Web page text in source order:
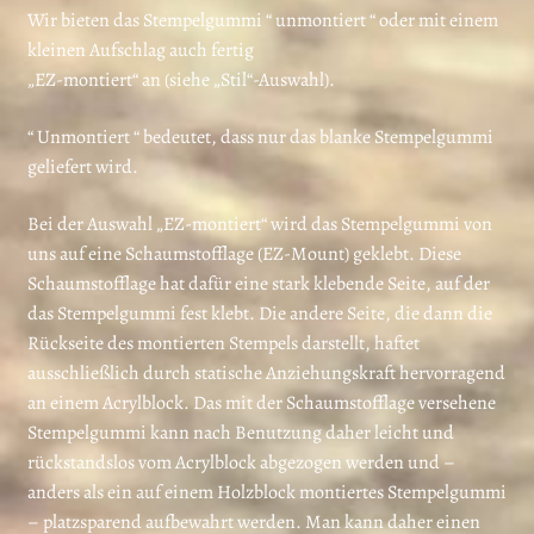
Wir bieten das Stempelgummi “ unmontiert “ oder mit einem
kleinen Aufschlag auch fertig
„EZ-montiert“ an (siehe „Stil“-Auswahl).
“ Unmontiert “ bedeutet, dass nur das blanke Stempelgummi
geliefert wird.
Bei der Auswahl „EZ-montiert“ wird das Stempelgummi von
uns auf eine Schaumstofflage (EZ-Mount) geklebt. Diese
Schaumstofflage hat dafür eine stark klebende Seite, auf der
das Stempelgummi fest klebt. Die andere Seite, die dann die
Rückseite des montierten Stempels darstellt, haftet
ausschließlich durch statische Anziehungskraft hervorragend
an einem Acrylblock. Das mit der Schaumstofflage versehene
Stempelgummi kann nach Benutzung daher leicht und
rückstandslos vom Acrylblock abgezogen werden und –
anders als ein auf einem Holzblock montiertes Stempelgummi
– platzsparend aufbewahrt werden. Man kann daher einen